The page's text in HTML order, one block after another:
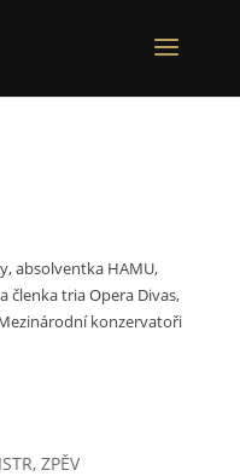
absolventka HAMU,
členka tria Opera Divas,
konzervatoři
, ZPĚV